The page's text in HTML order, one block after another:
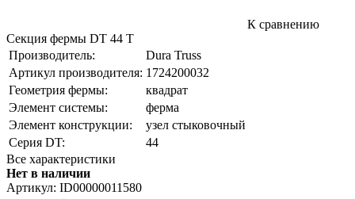
К сравнению
Секция фермы DT 44 T
Производитель:
Dura Truss
Артикул производителя: 1724200032
Геометрия фермы:
квадрат
Элемент системы:
ферма
Элемент конструкции:
узел стыковочный
Серия DT:
44
Все характеристики
Нет в наличии
Артикул: ID00000011580